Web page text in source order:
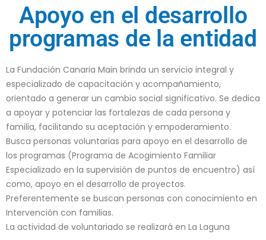
Apoyo en el desarrollo
programas de la entidad
La Fundación Canaria Main brinda un servicio integral y
especializado de capacitación y acompañamiento,
orientado a generar un cambio social significativo. Se dedica
a apoyar y potenciar las fortalezas de cada persona y
familia, facilitando su aceptación y empoderamiento.
Busca personas voluntarias para apoyo en el desarrollo de
los programas (Programa de Acogimiento Familiar
Especializado en la supervisión de puntos de encuentro) así
como, apoyo en el desarrollo de proyectos.
Preferentemente se buscan personas con conocimiento en
Intervención con familias.
La actividad de voluntariado se realizará en La Laguna